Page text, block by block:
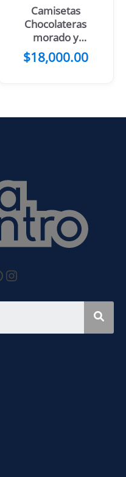
Camisetas
Chocolateras
morado y
fucsia
$18,000.00
Instagram